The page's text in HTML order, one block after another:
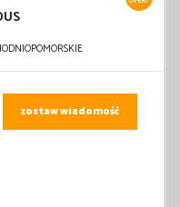
zostaw wiadomość